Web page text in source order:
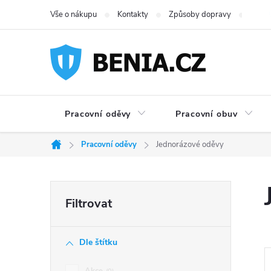
Vše o nákupu Kontakty Způsoby dopravy
Pracovní oděvy Pracovní obuv
Domů
Pracovní oděvy Jednorázové oděvy
Dle štítku